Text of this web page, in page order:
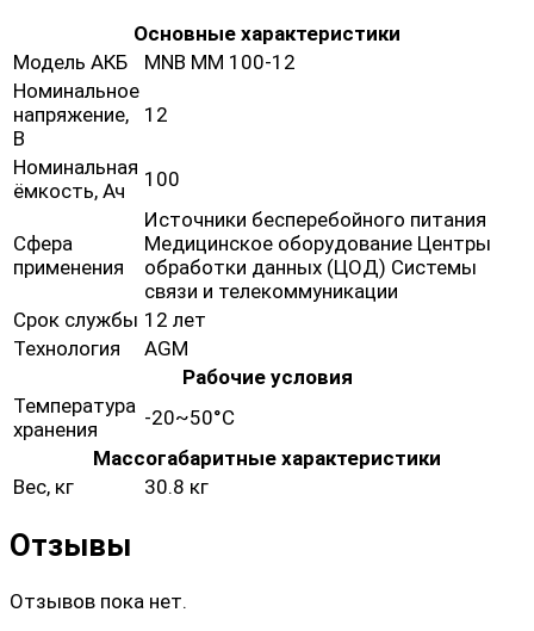
Основные характеристики
Модель АКБ
MNB MM 100-12
Номинальное
напряжение,
В
12
Номинальная
ёмкость, Ач
100
Сфера
применения
Источники бесперебойного питания
Медицинское оборудование Центры
обработки данных (ЦОД) Системы
связи и телекоммуникации
Срок службы 12 лет
Технология
AGM
Рабочие условия
Температура
хранения
-20~50°C
Массогабаритные характеристики
Вес, кг
30.8 кг
Отзывы
Отзывов пока нет.